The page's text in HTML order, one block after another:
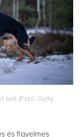
kelt (Fotó. Getty
és figyelmes